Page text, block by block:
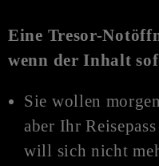
Eine Tresor-
wenn der Inhalt
Sie wollen
aber Ihr
will sich nicht